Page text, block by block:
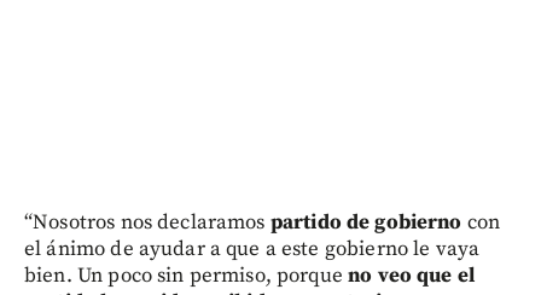
“Nosotros nos declaramos partido de gobierno con
el ánimo de ayudar a que a este gobierno le vaya
bien. Un poco sin permiso, porqueno veo que el